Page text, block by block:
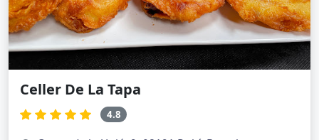
Celler De La Tapa
4.8